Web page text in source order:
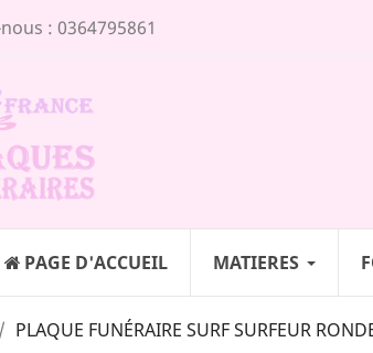
: 0364795861
PAGE D'ACCUEIL MATIERES
PLAQUE FUNÉRAIRE SURF SURFEUR